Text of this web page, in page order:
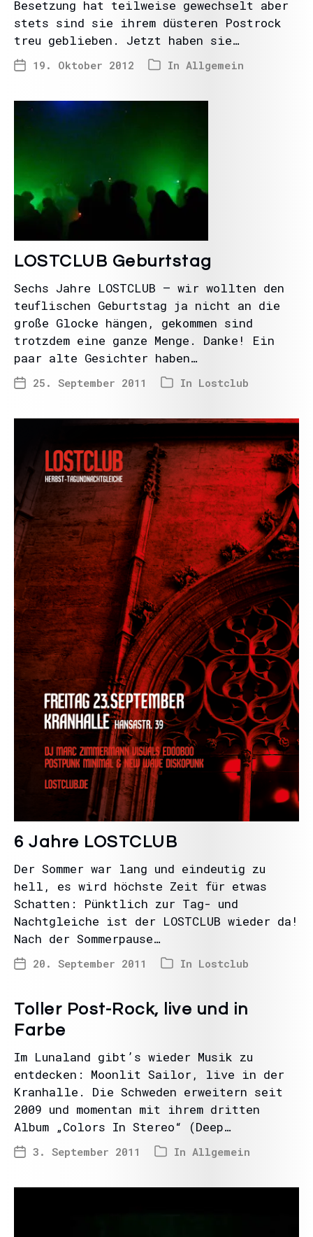
Besetzung hat teilweise gewechselt aber
stets sind sie ihrem düsteren Postrock
treu geblieben. Jetzt haben sie…
19. Oktober 2012 In Allgemein
LOSTCLUB Geburtstag
Sechs Jahre LOSTCLUB – wir wollten den
teuflischen Geburtstag ja nicht an die
große Glocke hängen, gekommen sind
trotzdem eine ganze Menge. Danke! Ein
paar alte Gesichter haben…
25. September 2011 In Lostclub
6 Jahre LOSTCLUB
Der Sommer war lang und eindeutig zu
hell, es wird höchste Zeit für etwas
Schatten: Pünktlich zur Tag- und
Nachtgleiche ist der LOSTCLUB wieder da!
Nach der Sommerpause…
20. September 2011 In Lostclub
Toller Post-Rock, live und in
Farbe
Im Lunaland gibt’s wieder Musik zu
entdecken: Moonlit Sailor, live in der
Kranhalle. Die Schweden erweitern seit
2009 und momentan mit ihrem dritten
Album „Colors In Stereo“ (Deep…
3. September 2011 In Allgemein